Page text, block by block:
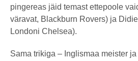
pingereas jäid temast ettepoole
väravat, Blackburn Rovers) ja
Londoni Chelsea).
Sama trikiga – Inglismaa meister